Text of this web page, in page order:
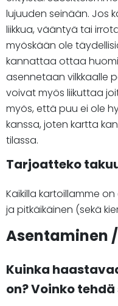
lujuuden seinään. Jos
liikkua, vääntyä tai
myöskään ole
kannattaa ottaa
asennetaan vilkkaalle
voivat myös liikuttaa
myös, että puu ei ole
kanssa, joten kartta
tilassa.
Tarjoatteko
Kaikilla kartoillamme
ja pitkäikäinen (sekä
Asentaminen
Kuinka
on? Voinko tehdä